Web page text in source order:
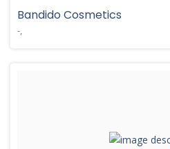
Bandido Cosmetics
-,